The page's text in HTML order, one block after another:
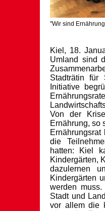
"Wir sind
Kiel, 18.
Umland sind
Stadträtin für
Initiative
Von der
Ernährung, so
die
hatten: Kiel
Kindergärten,
dazulernen
Kindergärten
werden
Stadt und
vor allem die